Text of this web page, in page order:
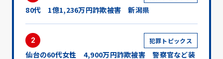
80代 1億1,236万円詐欺被害 新潟県
2 犯罪トピックス
仙台の60代女性 4,900万円詐欺被害 警察官など装